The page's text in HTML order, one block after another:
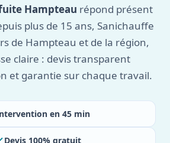
Hampteau répond présent
plus de 15 ans, Sanichauffe
de Hampteau et de la région,
claire : devis transparent
et garantie sur chaque travail.
en 45 min
Devis 100% gratuit